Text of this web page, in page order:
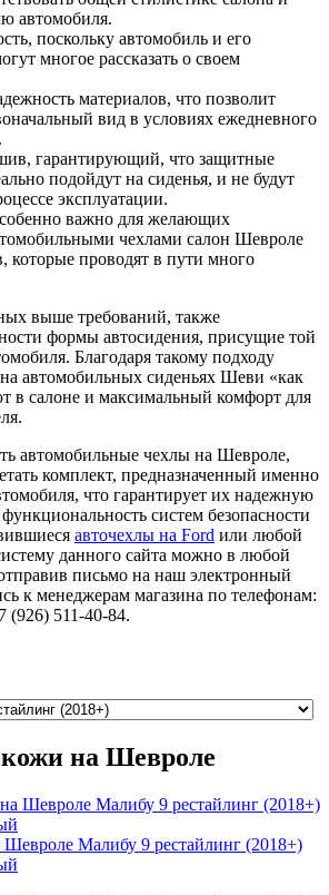
автомобиля.
поскольку автомобиль и его
многое рассказать о своем
материалов, что позволит
вид в условиях ежедневного
гарантирующий, что защитные
подойдут на сиденья, и не будут
эксплуатации.
важно для желающих
чехлами салон Шевроле
которые проводят в пути много
выше требований, также
формы автосидения, присущие той
Благодаря такому подходу
автомобильных сиденьях Шеви «как
в салоне и максимальный комфорт для
автомобильные чехлы на Шевроле,
комплект, предназначенный именно
что гарантирует их надежную
систем безопасности
авточехлы на Ford или любой
данного сайта можно в любой
письмо на наш электронный
к менеджерам магазина по телефонам:
(926) 511-40-84.
на Шевроле
Малибу 9 рестайлинг (2018+)